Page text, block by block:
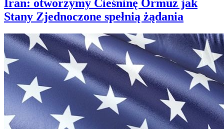
Iran: otworzymy Cieśninę Ormuz jak
Stany Zjednoczone spełnią żądania